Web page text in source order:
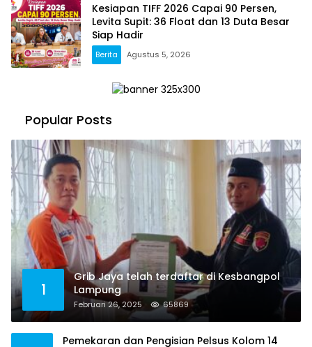
Kesiapan TIFF 2026 Capai 90 Persen,
Levita Supit: 36 Float dan 13 Duta Besar
Siap Hadir
Berita Agustus 5, 2026
Popular Posts
1
Grib Jaya telah terdaftar di Kesbangpol
Lampung
Februari 26, 2025 65869
Pemekaran dan Pengisian Pelsus Kolom 14